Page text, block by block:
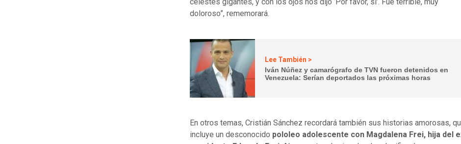
doloroso”, rememorará.
Lee También >
Iván Núñez y camarógrafo de TVN fueron detenidos en
Venezuela: Serían deportados las próximas horas
En otros temas, Cristián Sánchez recordará también sus historias amorosas,
incluye un desconocido pololeo adolescente con Magdalena Frei, hija del